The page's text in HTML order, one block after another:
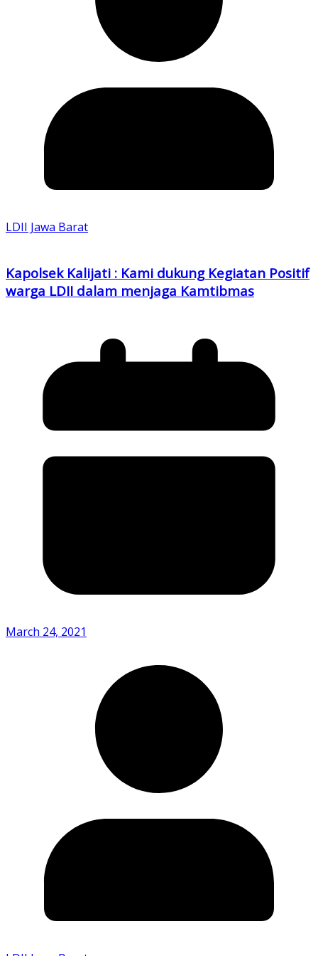
LDII Jawa Barat
Kapolsek Kalijati : Kami dukung Kegiatan Positif
warga LDII dalam menjaga Kamtibmas
March 24, 2021